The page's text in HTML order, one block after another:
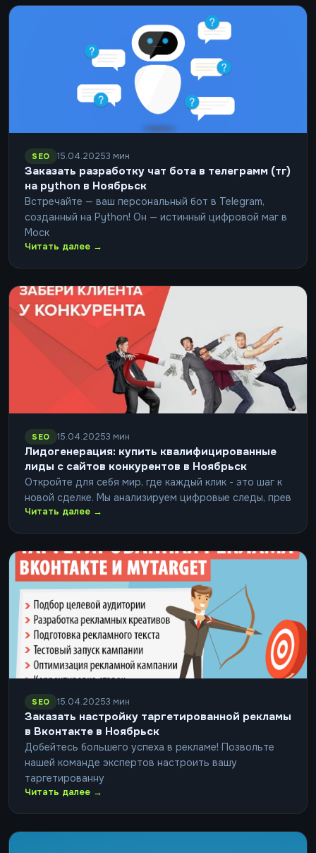
SEO 15.04.20253 мин
Заказать разработку чат бота в телеграмм (тг)
на python в Ноябрьск
Встречайте — ваш персональный бот в Telegram,
созданный на Python! Он — истинный цифровой маг в
Моск
Читать далее →
SEO 15.04.20253 мин
Лидогенерация: купить квалифицированные
лиды с сайтов конкурентов в Ноябрьск
Откройте для себя мир, где каждый клик - это шаг к
новой сделке. Мы анализируем цифровые следы, прев
Читать далее →
SEO 15.04.20253 мин
Заказать настройку таргетированной рекламы
в Вконтакте в Ноябрьск
Добейтесь большего успеха в рекламе! Позвольте
нашей команде экспертов настроить вашу
таргетированну
Читать далее →